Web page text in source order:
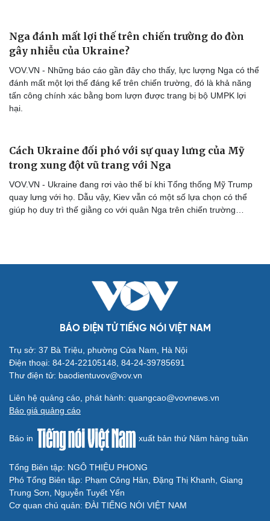
Nga đánh mất lợi thế trên chiến trường do đòn
gây nhiễu của Ukraine?
VOV.VN - Những báo cáo gần đây cho thấy, lực lượng Nga có thể
đánh mất một lợi thế đáng kể trên chiến trường, đó là khả năng
tấn công chính xác bằng bom lượn được trang bị bộ UMPK lợi
hại.
Cách Ukraine đối phó với sự quay lưng của Mỹ
trong xung đột vũ trang với Nga
VOV.VN - Ukraine đang rơi vào thế bí khi Tổng thống Mỹ Trump
quay lưng với họ. Dẫu vậy, Kiev vẫn có một số lựa chọn có thể
giúp họ duy trì thế giằng co với quân Nga trên chiến trường…
BÁO ĐIỆN TỬ TIẾNG NÓI VIỆT NAM
Trụ sở: 37 Bà Triệu, phường Cửa Nam, Hà Nội
Điện thoại: 84-24-22105148, 84-24-39785691
Thư điện tử: baodientuvov@vov.vn
Liên hệ quảng cáo, phát hành: quangcao@vovnews.vn
Báo giá quảng cáo
Báo in xuất bản thứ Năm hàng tuần
Tổng Biên tập: NGÔ THIỆU PHONG
Phó Tổng Biên tập: Phạm Công Hân, Đặng Thị Khanh, Giang
Trung Sơn, Nguyễn Tuyết Yến
Cơ quan chủ quản: ĐÀI TIẾNG NÓI VIỆT NAM